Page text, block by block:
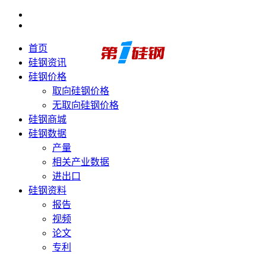
首页
硅钢资讯
硅钢价格
取向硅钢价格
无取向硅钢价格
硅钢商城
硅钢数据
产量
相关产业数据
进出口
硅钢资料
报告
视频
论文
专利